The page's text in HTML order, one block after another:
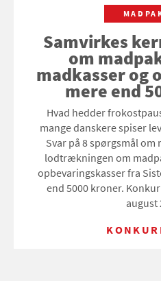
Samvirkes
om
madkasser og
mere end
Hvad hedder
mange danskere spiser
Svar på 8 spørgsmål
lodtrækningen om
opbevaringskasser fra
end 5000 kroner.
august